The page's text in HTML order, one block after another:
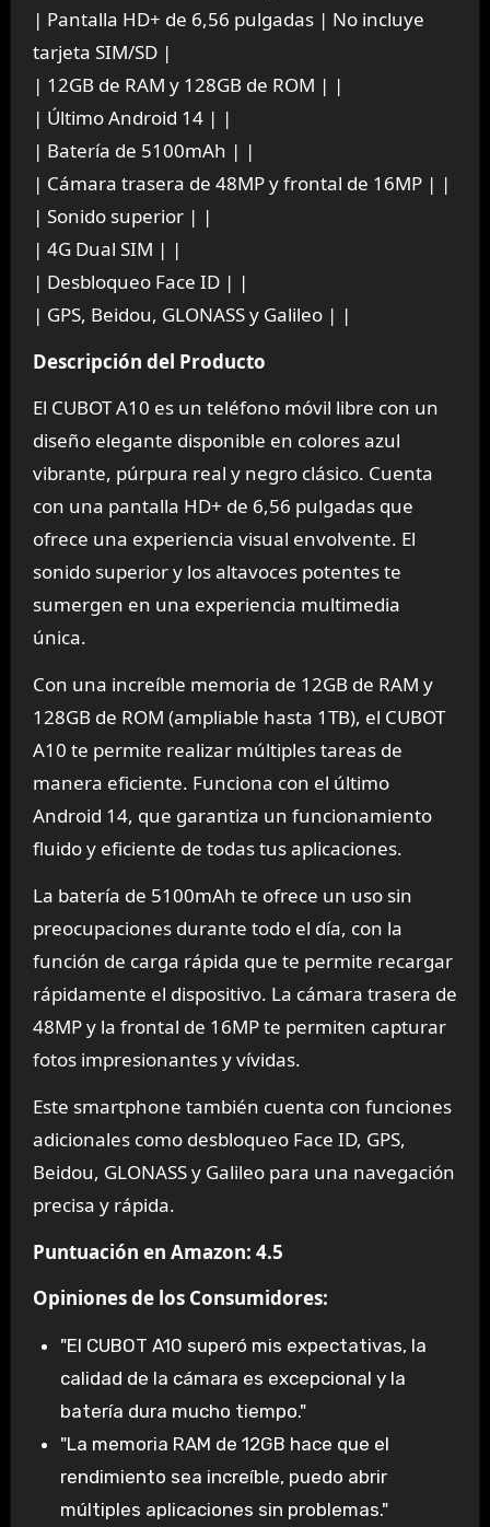
| Pantalla HD+ de 6,56 pulgadas | No incluye
tarjeta SIM/SD |
| 12GB de RAM y 128GB de ROM | |
| Último Android 14 | |
| Batería de 5100mAh | |
| Cámara trasera de 48MP y frontal de 16MP | |
| Sonido superior | |
| 4G Dual SIM | |
| Desbloqueo Face ID | |
| GPS, Beidou, GLONASS y Galileo | |
Descripción del Producto
El CUBOT A10 es un teléfono móvil libre con un
diseño elegante disponible en colores azul
vibrante, púrpura real y negro clásico. Cuenta
con una pantalla HD+ de 6,56 pulgadas que
ofrece una experiencia visual envolvente. El
sonido superior y los altavoces potentes te
sumergen en una experiencia multimedia
única.
Con una increíble memoria de 12GB de RAM y
128GB de ROM (ampliable hasta 1TB), el CUBOT
A10 te permite realizar múltiples tareas de
manera eficiente. Funciona con el último
Android 14, que garantiza un funcionamiento
fluido y eficiente de todas tus aplicaciones.
La batería de 5100mAh te ofrece un uso sin
preocupaciones durante todo el día, con la
función de carga rápida que te permite recargar
rápidamente el dispositivo. La cámara trasera de
48MP y la frontal de 16MP te permiten capturar
fotos impresionantes y vívidas.
Este smartphone también cuenta con funciones
adicionales como desbloqueo Face ID, GPS,
Beidou, GLONASS y Galileo para una navegación
precisa y rápida.
Puntuación en Amazon: 4.5
Opiniones de los Consumidores:
"El CUBOT A10 superó mis expectativas, la
calidad de la cámara es excepcional y la
batería dura mucho tiempo."
"La memoria RAM de 12GB hace que el
rendimiento sea increíble, puedo abrir
múltiples aplicaciones sin problemas."